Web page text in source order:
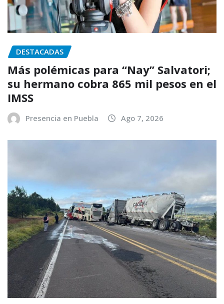
DESTACADAS
Más polémicas para “Nay” Salvatori;
su hermano cobra 865 mil pesos en el
IMSS
Presencia en Puebla Ago 7, 2026